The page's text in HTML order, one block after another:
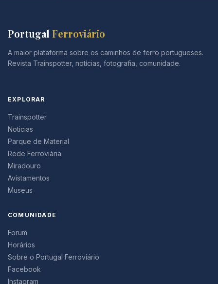
Portugal Ferroviário
A maior plataforma sobre os caminhos de ferro portugueses.
Revista Trainspotter, notícias, fotografia, comunidade.
EXPLORAR
Trainspotter
Noticias
Parque de Material
Rede Ferroviária
Miradouro
Avistamentos
Museus
COMUNIDADE
Forum
Horários
Sobre o Portugal Ferroviário
Facebook
Instagram